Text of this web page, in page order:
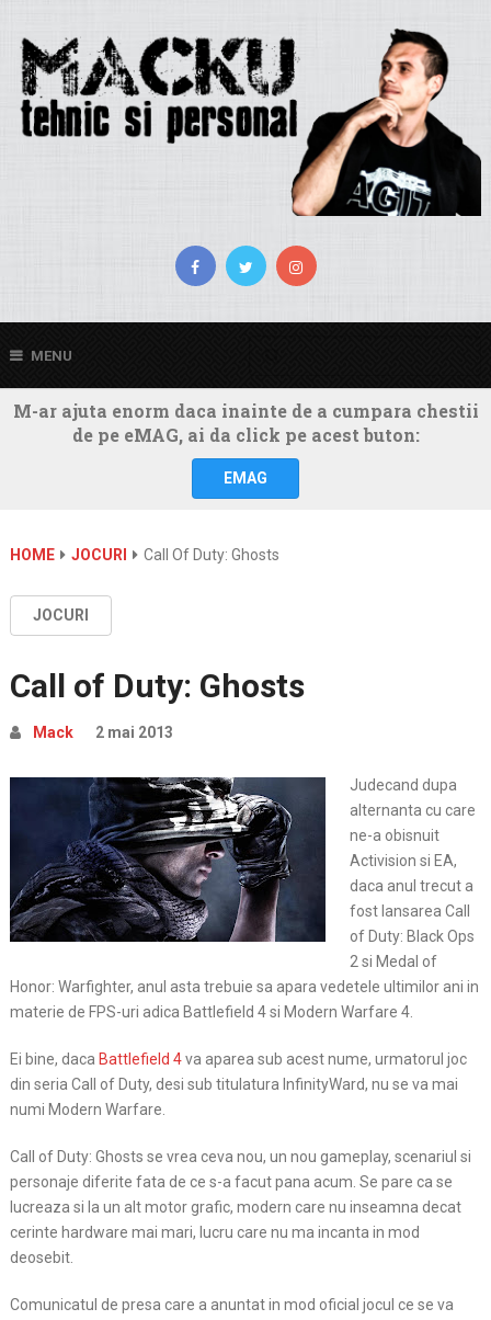
MENU
M-ar ajuta enorm daca inainte de a cumpara chestii
de pe eMAG, ai da click pe acest buton:
EMAG
HOME JOCURI Call Of Duty: Ghosts
JOCURI
Call of Duty: Ghosts
Mack 2 mai 2013
Judecand dupa
alternanta cu care
ne-a obisnuit
Activision si EA,
daca anul trecut a
fost lansarea Call
of Duty: Black Ops
2 si Medal of
Honor: Warfighter, anul asta trebuie sa apara vedetele ultimilor ani in
materie de FPS-uri adica Battlefield 4 si Modern Warfare 4.
Ei bine, daca Battlefield 4va aparea sub acest nume, urmatorul joc
din seria Call of Duty, desi sub titulatura InfinityWard, nu se va mai
numi Modern Warfare.
Call of Duty: Ghosts se vrea ceva nou, un nou gameplay, scenariul si
personaje diferite fata de ce s-a facut pana acum. Se pare ca se
lucreaza si la un alt motor grafic, modern care nu inseamna decat
cerinte hardware mai mari, lucru care nu ma incanta in mod
deosebit.
Comunicatul de presa care a anuntat in mod oficial jocul ce se va